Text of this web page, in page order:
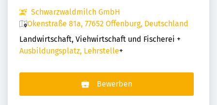
Schwarzwaldmilch GmbH
Okenstraße 81a, 77652 Offenburg, Deutschland
Landwirtschaft, Viehwirtschaft und Fischerei +
Ausbildungsplatz, Lehrstelle+
Bewerben